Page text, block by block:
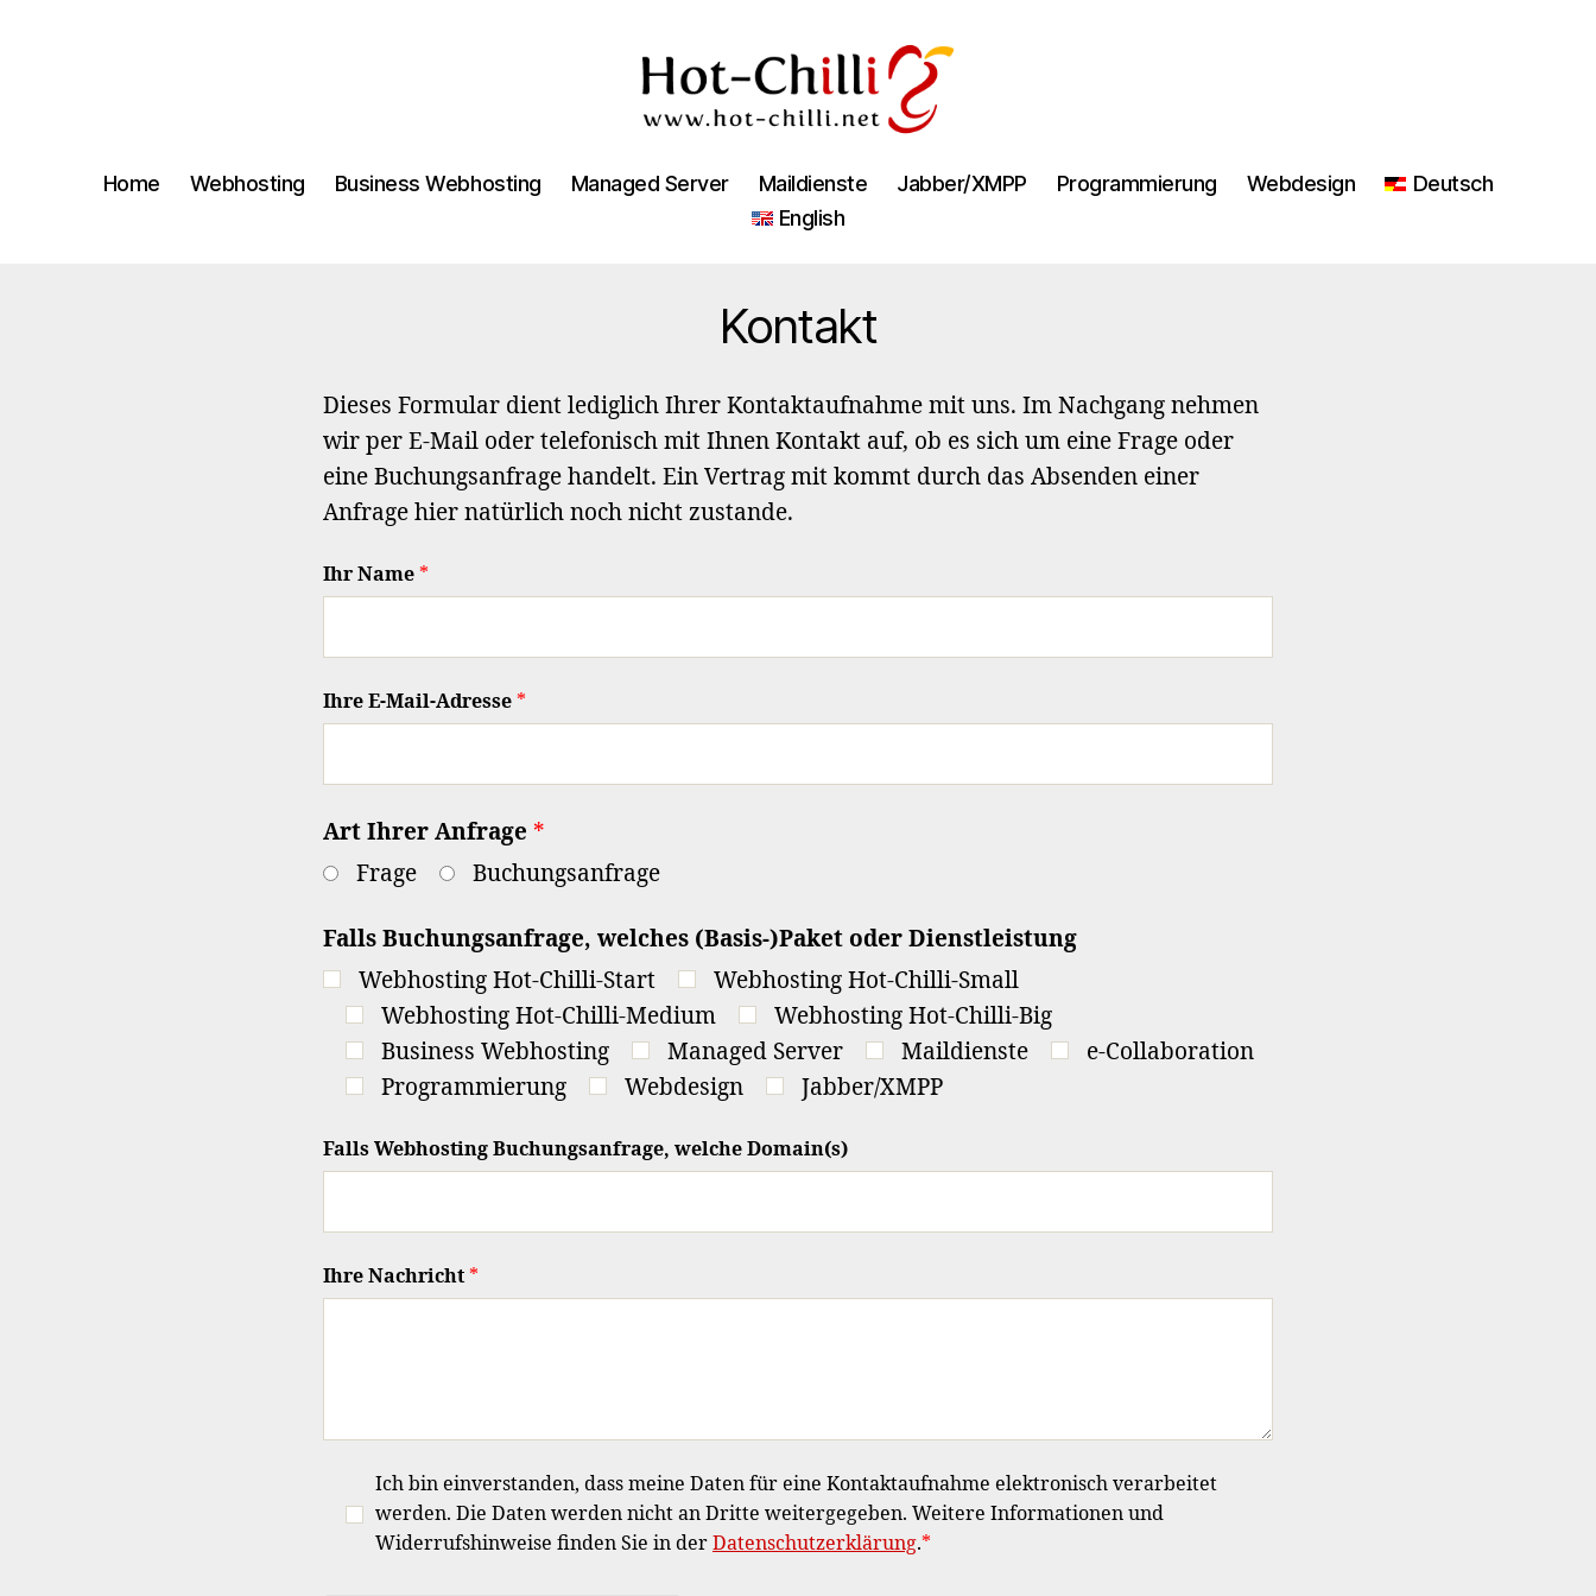
Chilli
Home Webhosting Business Webhosting Managed Server Maildienste Jabber/XMPP Programmierung Webdesign
Deutsch
English
Kontakt
Dieses Formular dient lediglich Ihrer Kontaktaufnahme mit uns. Im Nachgang nehmen
wir per E-Mail oder telefonisch mit Ihnen Kontakt auf, ob es sich um eine Frage oder
eine Buchungsanfrage handelt. Ein Vertrag mit kommt durch das Absenden einer
Anfrage hier natürlich noch nicht zustande.
Ihr Name *
Ihre E-Mail-Adresse *
Art Ihrer Anfrage *
Frage
Buchungsanfrage
Falls Buchungsanfrage, welches (Basis-)Paket oder Dienstleistung
Webhosting Hot-Chilli-Start
Webhosting Hot-Chilli-Small
Webhosting Hot-Chilli-Medium
Webhosting Hot-Chilli-Big
Business Webhosting
Managed Server Maildienste
e-Collaboration
Programmierung
Webdesign Jabber/XMPP
Falls Webhosting Buchungsanfrage, welche Domain(s)
Ihre Nachricht *
Ich bin einverstanden, dass meine Daten für eine Kontaktaufnahme elektronisch verarbeitet
werden. Die Daten werden nicht an Dritte weitergegeben. Weitere Informationen und
Widerrufshinweise finden Sie in der Datenschutzerklärung.*